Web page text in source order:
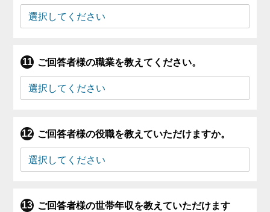
ご回答者様の職業を教えてください。
ご回答者様の役職を教えていただけますか。
ご回答者様の世帯年収を教えていただけます